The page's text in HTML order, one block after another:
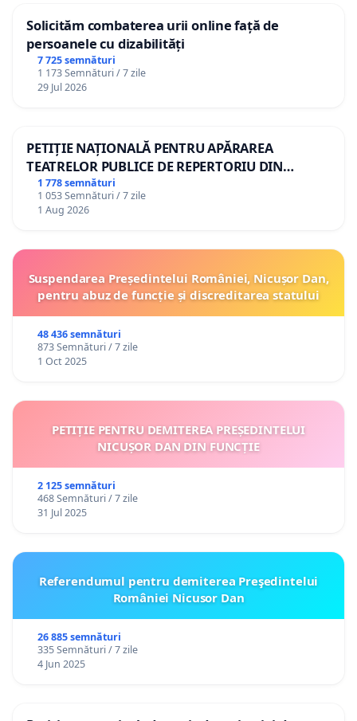
Solicităm combaterea urii online față de
persoanele cu dizabilități
7 725 semnături
1 173 Semnături / 7 zile
29 Jul 2026
PETIȚIE NAȚIONALĂ PENTRU APĂRAREA
TEATRELOR PUBLICE DE REPERTORIU DIN
ROMÂNIA
1 778 semnături
1 053 Semnături / 7 zile
1 Aug 2026
Suspendarea Președintelui României, Nicușor Dan,
pentru abuz de funcție și discreditarea statului
48 436 semnături
873 Semnături / 7 zile
1 Oct 2025
PETIȚIE PENTRU DEMITEREA PREȘEDINTELUI
NICUȘOR DAN DIN FUNCȚIE
2 125 semnături
468 Semnături / 7 zile
31 Jul 2025
Referendumul pentru demiterea Preşedintelui
României Nicusor Dan
26 885 semnături
335 Semnături / 7 zile
4 Jun 2025